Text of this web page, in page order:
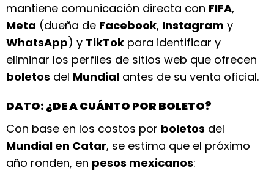
mantiene comunicación directa con FIFA,
Meta (dueña de Facebook, Instagram y
WhatsApp) y TikTok para identificar y
eliminar los perfiles de sitios web que ofrecen
boletos del Mundial antes de su venta oficial.
DATO: ¿DE A CUÁNTO POR BOLETO?
Con base en los costos por boletos del
Mundial en Catar, se estima que el próximo
año ronden, en pesos mexicanos: